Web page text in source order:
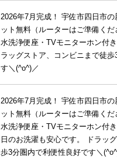
2026年7月完成！ 宇佐市四日市
ット無料（ルーターはご準備く
水洗浄便座・TVモニターホン付
ラッグストア、コンビニまで徒
す＼(^o^)／
2026年7月完成！ 宇佐市四日市
ット無料（ルーターはご準備く
水洗浄便座・TVモニターホン付
日のお洗濯も安心です。 ドラッ
歩3分圏内で利便性良好です＼